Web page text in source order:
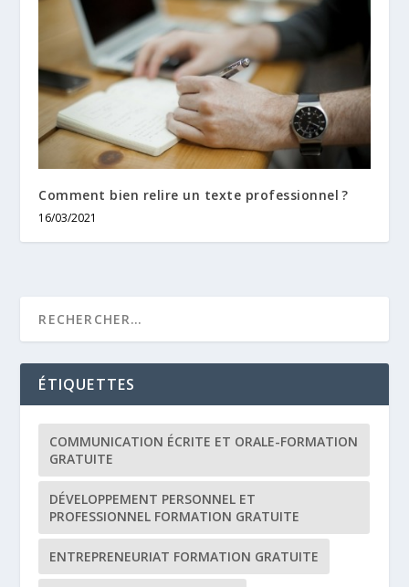
Comment bien relire un texte professionnel ?
16/03/2021
ÉTIQUETTES
COMMUNICATION ÉCRITE ET ORALE-FORMATION
GRATUITE
DÉVELOPPEMENT PERSONNEL ET
PROFESSIONNEL FORMATION GRATUITE
ENTREPRENEURIAT FORMATION GRATUITE